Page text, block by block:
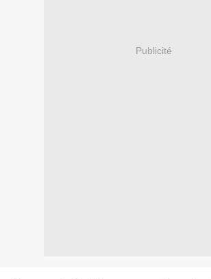
Publicité